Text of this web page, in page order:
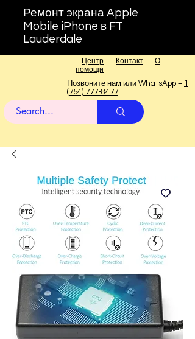
Ремонт экрана Apple
Mobile iPhone в FT
Lauderdale
О
Контакт
Центр
помощи
Позвоните нам или WhatsApp + 1
(754) 777-8477